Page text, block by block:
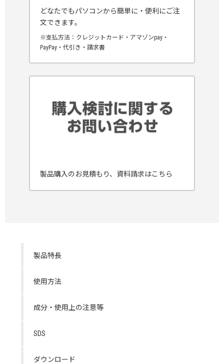
どなたでもパソコンから簡単に・便利にご注
文できます。
※支払方法：クレジットカード・アマゾンpay・
PayPay・代引き・請求書
製品購入のお見積もり、資料請求はこちら
製品特長
使用方法
成分・使用上の注意等
SDS
ダウンロード